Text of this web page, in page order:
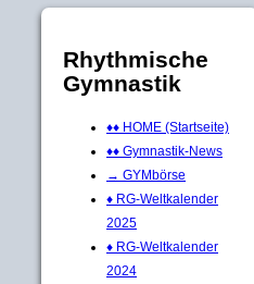
Rhythmische
Gymnastik
♦♦ HOME (Startseite)
♦♦ Gymnastik-News
→ GYMbörse
♦ RG-Weltkalender
2025
♦ RG-Weltkalender
2024